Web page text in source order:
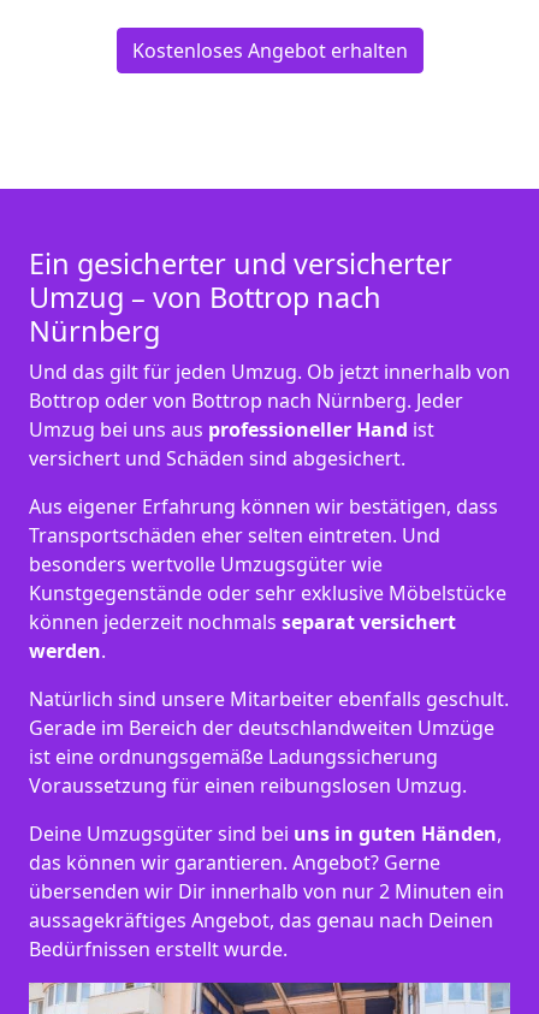
Kostenloses Angebot erhalten
Ein gesicherter und versicherter
Umzug – von Bottrop nach
Nürnberg
Und das gilt für jeden Umzug. Ob jetzt innerhalb von
Bottrop oder von Bottrop nach Nürnberg. Jeder
Umzug bei uns aus professioneller Hand ist
versichert und Schäden sind abgesichert.
Aus eigener Erfahrung können wir bestätigen, dass
Transportschäden eher selten eintreten. Und
besonders wertvolle Umzugsgüter wie
Kunstgegenstände oder sehr exklusive Möbelstücke
können jederzeit nochmals separat versichert
werden.
Natürlich sind unsere Mitarbeiter ebenfalls geschult.
Gerade im Bereich der deutschlandweiten Umzüge
ist eine ordnungsgemäße Ladungssicherung
Voraussetzung für einen reibungslosen Umzug.
Deine Umzugsgüter sind bei uns in guten Händen,
das können wir garantieren. Angebot? Gerne
übersenden wir Dir innerhalb von nur 2 Minuten ein
aussagekräftiges Angebot, das genau nach Deinen
Bedürfnissen erstellt wurde.